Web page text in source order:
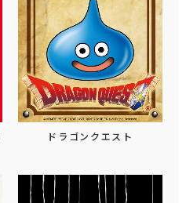
ドラゴンクエスト